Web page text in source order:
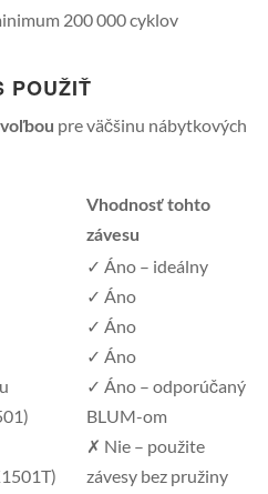
200 000 cyklov
POUŽIŤ
pre väčšinu nábytkových
Vhodnosť tohto
závesu
✓ Áno – ideálny
✓ Áno
✓ Áno
✓ Áno
✓ Áno – odporúčaný
BLUM-om
✗ Nie – použite
závesy bez pružiny